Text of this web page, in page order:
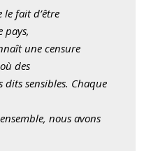
fait d’être
pays,
une censure
des
sensibles. Chaque
nous avons